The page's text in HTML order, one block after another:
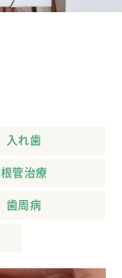
入れ歯
根管治療
歯周病